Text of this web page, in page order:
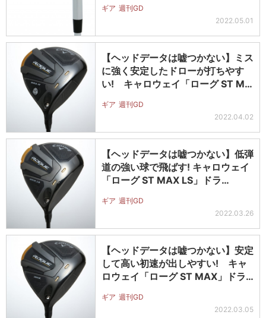
ギア 週刊GD
2022.05.01
【ヘッドデータは嘘つかない】ミス
に強く安定したドローが打ちやす
い! キャロウェイ「ローグ ST M
ギア 週刊GD
2022.04.02
【ヘッドデータは嘘つかない】低弾
道の強い球で飛ばす! キャロウェイ
「ローグ ST MAX LS」ドラ…
ギア 週刊GD
2022.03.26
【ヘッドデータは嘘つかない】安定
して高い初速が出しやすい! キャ
ロウェイ「ローグ ST MAX」ドラ…
ギア 週刊GD
2022.03.05